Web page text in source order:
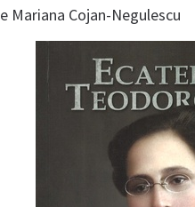
Mariana Cojan-Negulescu